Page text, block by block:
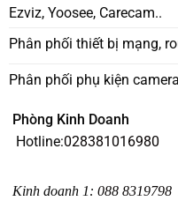
Ezviz, Yoosee, Carecam..
Phân phối thiết bị mạng,
Phân phối phụ kiện
Phòng Kinh Doanh
Hotline:028381016980
Kinh doanh 1: 088 8319798